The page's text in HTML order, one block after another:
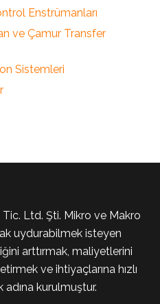
Enstrümanları
ve Çamur Transfer
Sistemleri
Ltd. Şti. Mikro ve Makro
uydurabilmek isteyen
arttırmak, maliyetlerini
ve ihtiyaçlarına hızlı
kurulmuştur.